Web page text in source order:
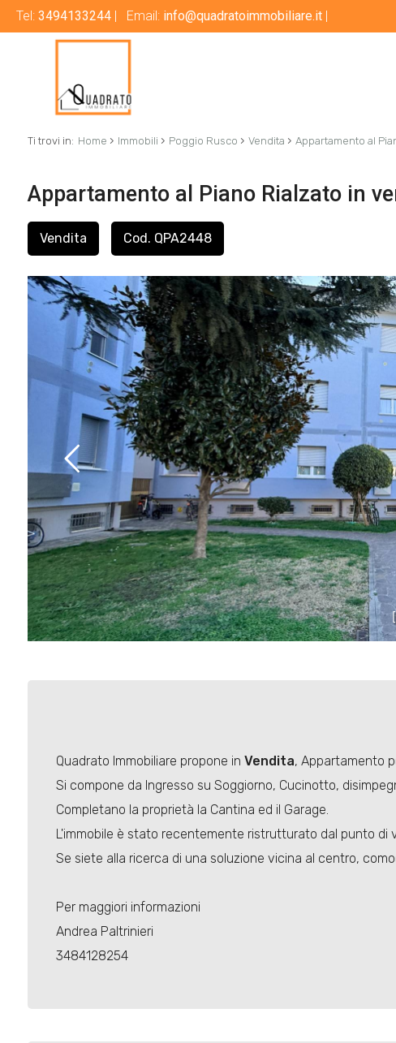
Tel: 3494133244 | Email: info@quadratoimmobiliare.it |
Ti trovi in: Home › Immobili › Poggio Rusco › Vendita › Appartamento al
Appartamento al Piano Rialzato in
Vendita Cod. QPA2448
Quadrato Immobiliare propone in Vendita, Appartamento
Si compone da Ingresso su Soggiorno, Cucinotto,
Completano la proprietà la Cantina ed il Garage.
L'immobile è stato recentemente ristrutturato dal punto di
Se siete alla ricerca di una soluzione vicina al centro,
Per maggiori informazioni
Andrea Paltrinieri
3484128254